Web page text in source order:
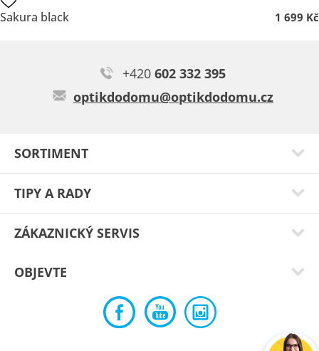
Sakura black 1 699 Kč
SORTIMENT
TIPY A RADY
ZÁKAZNICKÝ SERVIS
OBJEVTE
+420 602 332 395
optikdodomu@optikdodomu.cz